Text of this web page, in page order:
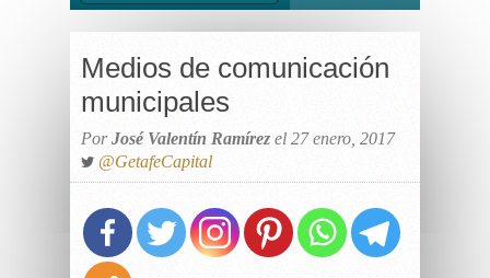
Medios de comunicación
municipales
PorJosé Valentín Ramírez el 27 enero, 2017
@GetafeCapital